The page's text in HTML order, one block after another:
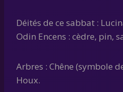
Déités de ce sabbat :
Odin Encens : cèdre, pin,
Arbres : Chêne (symbole
Houx.